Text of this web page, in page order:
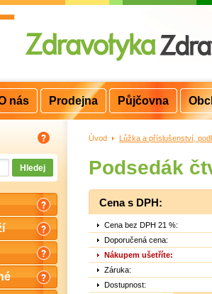
Úvod > Lůžka a příslušenství,
Podsedák
Cena s DPH:
Cena bez DPH 21 %:
Doporučená cena:
Nákupem ušetříte:
Záruka:
Dostupnost:
nás Prodejna Půjčovna